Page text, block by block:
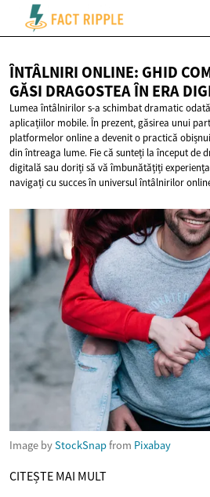
ÎNTÂLNIRI ONLINE: GHID
GĂSI DRAGOSTEA ÎN ERA
Lumea întâlnirilor s-a schimbat dramatic
aplicațiilor mobile. În prezent, găsirea unui
platformelor online a devenit o practică
din întreaga lume. Fie că sunteți la început de
digitală sau doriți să vă îmbunătățiți
navigați cu succes în universul întâlnirilor
Image byStockSnapfrom Pixabay
CITEȘTE MAI MULT